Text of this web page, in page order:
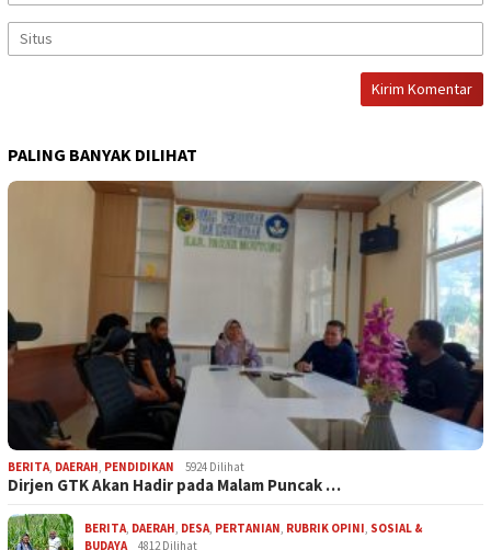
PALING BANYAK DILIHAT
BERITA, DAERAH, PENDIDIKAN 5924 Dilihat
Dirjen GTK Akan Hadir pada Malam Puncak …
BERITA, DAERAH, DESA, PERTANIAN, RUBRIK OPINI, SOSIAL &
BUDAYA
4812 Dilihat